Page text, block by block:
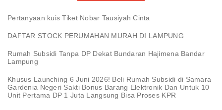
Pertanyaan kuis Tiket Nobar Tausiyah Cinta
DAFTAR STOCK PERUMAHAN MURAH DI LAMPUNG
Rumah Subsidi Tanpa DP Dekat Bundaran Hajimena Bandar
Lampung
Khusus Launching 6 Juni 2026! Beli Rumah Subsidi di Samara
Gardenia Negeri Sakti Bonus Barang Elektronik Dan Untuk 10
Unit Pertama DP 1 Juta Langsung Bisa Proses KPR